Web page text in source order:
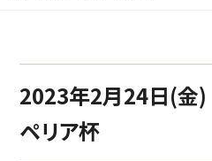
2023年2月24日(金
ペリア杯